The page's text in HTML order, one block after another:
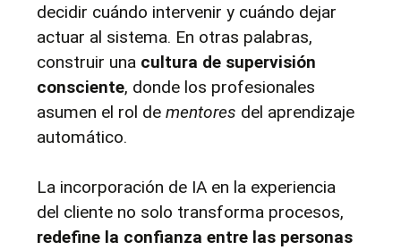
decidir cuándo intervenir y cuándo dejar
actuar al sistema. En otras palabras,
construir una cultura de supervisión
consciente, donde los profesionales
asumen el rol de mentores del aprendizaje
automático.
La incorporación de IA en la experiencia
del cliente no solo transforma procesos,
redefine la confianza entre las personas